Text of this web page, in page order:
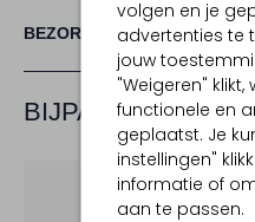
volgen en je
advertenties te
jouw
"Weigeren"
functionele en
geplaatst. Je
instellingen"
informatie of
aan te passen.
BEZORGEN &
BIJPASSENDE